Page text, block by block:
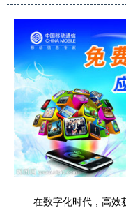
在数字化时代，高效